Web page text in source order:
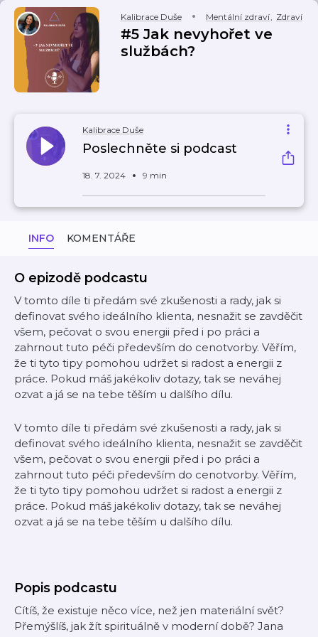
Kalibrace Duše Mentální zdraví, Zdraví
#5 Jak nevyhořet ve
službách?
Kalibrace Duše
Poslechněte si podcast
18. 7. 2024 9 min
INFO KOMENTÁŘE
O epizodě podcastu
V tomto díle ti předám své zkušenosti a rady, jak si
definovat svého ideálního klienta, nesnažit se zavděčit
všem, pečovat o svou energii před i po práci a
zahrnout tuto péči především do cenotvorby. Věřím,
že ti tyto tipy pomohou udržet si radost a energii z
práce. Pokud máš jakékoliv dotazy, tak se neváhej
ozvat a já se na tebe těším u dalšího dílu.
V tomto díle ti předám své zkušenosti a rady, jak si
definovat svého ideálního klienta, nesnažit se zavděčit
všem, pečovat o svou energii před i po práci a
zahrnout tuto péči především do cenotvorby. Věřím,
že ti tyto tipy pomohou udržet si radost a energii z
práce. Pokud máš jakékoliv dotazy, tak se neváhej
ozvat a já se na tebe těším u dalšího dílu.
Popis podcastu
Cítíš, že existuje něco více, než jen materiální svět?
Přemýšlíš, jak žít spirituálně v moderní době? Jana